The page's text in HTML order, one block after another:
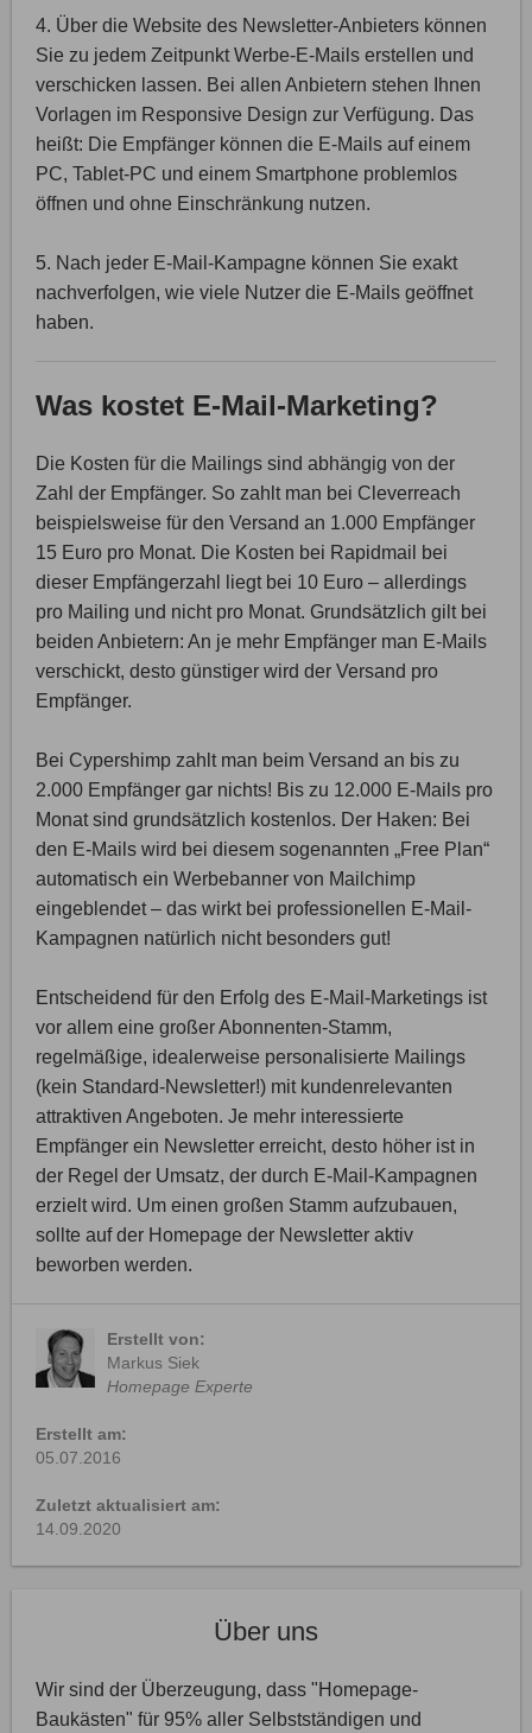
4. Über die Website des Newsletter-Anbieters können
Sie zu jedem Zeitpunkt Werbe-E-Mails erstellen und
verschicken lassen. Bei allen Anbietern stehen Ihnen
Vorlagen im Responsive Design zur Verfügung. Das
heißt: Die Empfänger können die E-Mails auf einem
PC, Tablet-PC und einem Smartphone problemlos
öffnen und ohne Einschränkung nutzen.
5. Nach jeder E-Mail-Kampagne können Sie exakt
nachverfolgen, wie viele Nutzer die E-Mails geöffnet
haben.
Was kostet E-Mail-Marketing?
Die Kosten für die Mailings sind abhängig von der
Zahl der Empfänger. So zahlt man bei Cleverreach
beispielsweise für den Versand an 1.000 Empfänger
15 Euro pro Monat. Die Kosten bei Rapidmail bei
dieser Empfängerzahl liegt bei 10 Euro – allerdings
pro Mailing und nicht pro Monat. Grundsätzlich gilt bei
beiden Anbietern: An je mehr Empfänger man E-Mails
verschickt, desto günstiger wird der Versand pro
Empfänger.
Bei Cypershimp zahlt man beim Versand an bis zu
2.000 Empfänger gar nichts! Bis zu 12.000 E-Mails pro
Monat sind grundsätzlich kostenlos. Der Haken: Bei
den E-Mails wird bei diesem sogenannten „Free Plan“
automatisch ein Werbebanner von Mailchimp
eingeblendet – das wirkt bei professionellen E-Mail-
Kampagnen natürlich nicht besonders gut!
Entscheidend für den Erfolg des E-Mail-Marketings ist
vor allem eine großer Abonnenten-Stamm,
regelmäßige, idealerweise personalisierte Mailings
(kein Standard-Newsletter!) mit kundenrelevanten
attraktiven Angeboten. Je mehr interessierte
Empfänger ein Newsletter erreicht, desto höher ist in
der Regel der Umsatz, der durch E-Mail-Kampagnen
erzielt wird. Um einen großen Stamm aufzubauen,
sollte auf der Homepage der Newsletter aktiv
beworben werden.
Erstellt von:
Markus Siek
Homepage Experte
Erstellt am:
05.07.2016
Zuletzt aktualisiert am:
14.09.2020
Über uns
Wir sind der Überzeugung, dass "Homepage-
Baukästen" für 95% aller Selbstständigen und